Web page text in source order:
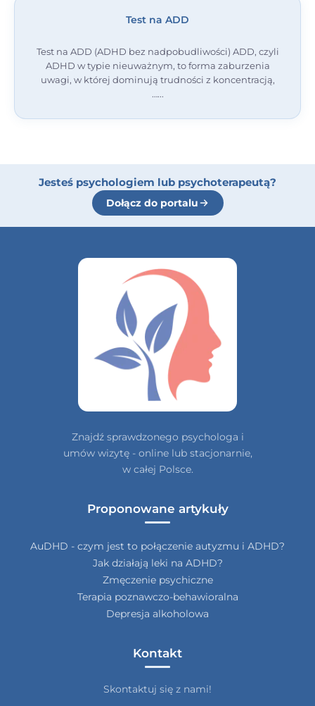
Test na ADD
Test na ADD (ADHD bez nadpobudliwości) ADD, czyli
ADHD w typie nieuważnym, to forma zaburzenia
uwagi, w której dominują trudności z koncentracją,
…
Jesteś psychologiem lub psychoterapeutą?
Dołącz do portalu
Znajdź sprawdzonego psychologa i
umów wizytę - online lub stacjonarnie,
w całej Polsce.
Proponowane artykuły
AuDHD - czym jest to połączenie autyzmu i ADHD?
Jak działają leki na ADHD?
Zmęczenie psychiczne
Terapia poznawczo-behawioralna
Depresja alkoholowa
Kontakt
Skontaktuj się z nami!